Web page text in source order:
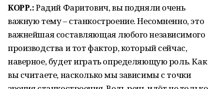
КОРР.:Радий Фаритович, вы подняли очень
важную тему – станкостроение. Несомненно, это
важнейшая составляющая любого независимого
производства и тот фактор, который сейчас,
наверное, будет играть определяющую роль. Как
вы считаете, насколько мы зависимы с точки